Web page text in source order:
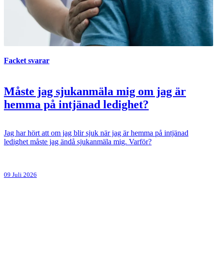
Facket svarar
Måste jag sjukanmäla mig om jag är
hemma på intjänad ledighet?
Jag har hört att om jag blir sjuk när jag är hemma på intjänad
ledighet måste jag ändå sjukanmäla mig. Varför?
09 Juli 2026